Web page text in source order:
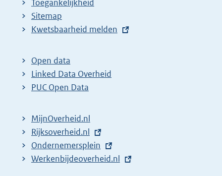
Toegankelijkheid
Sitemap
E
t
e
r
l
i
n
k
Kwetsbaarheid melden
Open data
Linked Data Overheid
PUC Open Data
MijnOverheid.nl
E
x
t
Rijksoverheid.nl
E
x
Ondernemersplein
E
Werkenbijdeoverheid.nl